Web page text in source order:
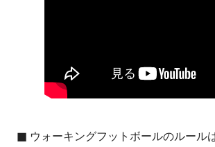
■ ウォーキングフットボールのルール